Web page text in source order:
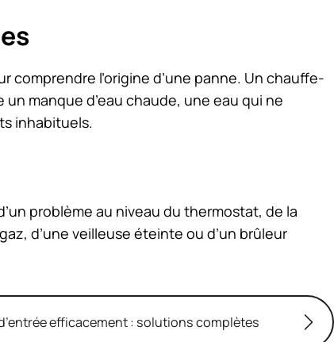
comprendre l’origine d’une panne. Un chauffe-
manque d’eau chaude, une eau qui ne
inhabituels.
problème au niveau du thermostat, de la
d’une veilleuse éteinte ou d’un brûleur
efficacement : solutions complètes